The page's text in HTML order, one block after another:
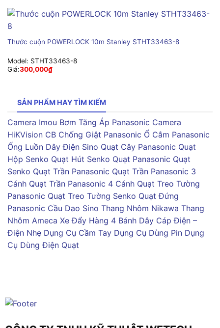
Thước cuộn POWERLOCK 10m Stanley STHT33463-8
Model: STHT33463-8
Giá:300,000₫
SẢN PHẨM HAY TÌM KIẾM
Camera Imou Bơm Tăng Áp Panasonic Camera
HiKVision CB Chống Giật Panasonic Ổ Cắm Panasonic
Ống Luồn Dây Điện Sino Quạt Cây Panasonic Quạt
Hộp Senko Quạt Hút Senko Quạt Panasonic Quạt
Senko Quạt Trần Panasonic Quạt Trần Panasonic 3
Cánh Quạt Trần Panasonic 4 Cánh Quạt Treo Tường
Panasonic Quạt Treo Tường Senko Quạt Đứng
Panasonic Cầu Dao Sino Thang Nhôm Nikawa Thang
Nhôm Ameca Xe Đẩy Hàng 4 Bánh Dây Cáp Điện –
Điện Nhẹ Dụng Cụ Cầm Tay Dụng Cụ Dùng Pin Dụng
Cụ Dùng Điện Quạt